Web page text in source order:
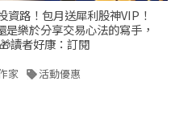
資路！包月送犀利股神VIP！
樂於分享交易心法的寫手，
讀者好康：訂閱
家 活動優惠